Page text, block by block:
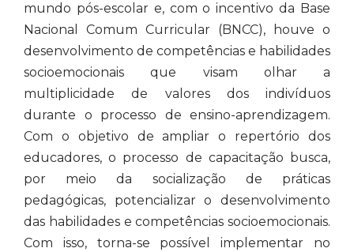
mundo pós-escolar e, com o incentivo da Base
Nacional Comum Curricular (BNCC), houve o
desenvolvimento de competências e habilidades
socioemocionais que visam olhar a
multiplicidade de valores dos indivíduos
durante o processo de ensino-aprendizagem.
Com o objetivo de ampliar o repertório dos
educadores, o processo de capacitação busca,
por meio da socialização de práticas
pedagógicas, potencializar o desenvolvimento
das habilidades e competências socioemocionais.
Com isso, torna-se possível implementar no